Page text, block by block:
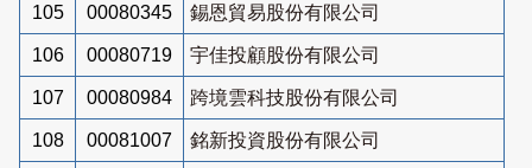
105 00080345 錫恩貿易股份有限公司
106 00080719 宇佳投顧股份有限公司
107 00080984 跨境雲科技股份有限公司
108 00081007 銘新投資股份有限公司